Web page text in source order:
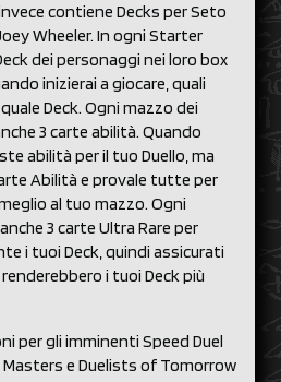
contiene Decks per Seto
Wheeler. In ogni Starter
dei personaggi nei loro box
inizierai a giocare, quali
Deck. Ogni mazzo dei
3 carte abilità. Quando
abilità per il tuo Duello, ma
Abilità e provale tutte per
al tuo mazzo. Ogni
3 carte Ultra Rare per
i tuoi Deck, quindi assicurati
i tuoi Deck più
per gli imminenti Speed Duel
e Duelists of Tomorrow